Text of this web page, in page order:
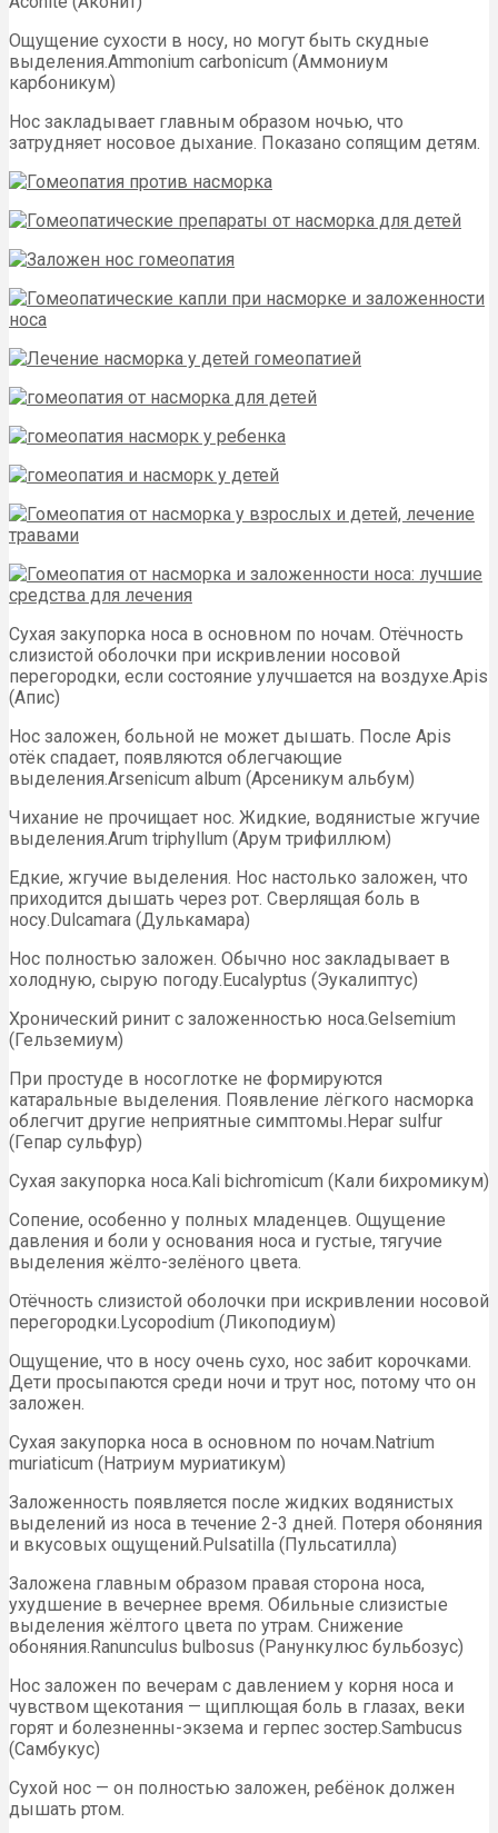
Ощущение сухости в носу, но могут быть скудные
выделения.Ammonium carbonicum (Аммониум
карбоникум)
Нос закладывает главным образом ночью, что
затрудняет носовое дыхание. Показано сопящим детям.
Сухая закупорка носа в основном по ночам. Отёчность
слизистой оболочки при искривлении носовой
перегородки, если состояние улучшается на воздухе.Apis
(Апис)
Нос заложен, больной не может дышать. После Apis
oтёк спадает, появляются облегчающие
выделения.Arsenicum album (Арсеникум альбум)
Чихание не прочищает нос. Жидкие, водянистые жгучие
выделения.Arum triphyllum (Арум трифиллюм)
Едкие, жгучие выделения. Нос настолько заложен, что
приходится дышать через рот. Сверлящая боль в
носу.Dulcamara (Дулькамара)
Нос полностью заложен. Обычно нос закладывает в
холодную, сырую погоду.Eucalyptus (Эукалиптус)
Хронический ринит с заложенностью носа.Gelsemium
(Гельземиум)
При простуде в носоглотке не формируются
катаральные выделения. Появление лёгкого насморка
облегчит другие неприятные симптомы.Hepar sulfur
(Гепар сульфур)
Сухая закупорка носа.Kali bichromicum (Кали бихромикум)
Сопение, особенно у полных младенцев. Ощущение
давления и боли у основания носа и густые, тягучие
выделения жёлто-зелёного цвета.
Отёчность слизистой оболочки при искривлении носовой
перегородки.Lycopodium (Ликоподиум)
Ощущение, что в носу очень сухо, нос забит корочками.
Дети просыпаются среди ночи и трут нос, потому что он
заложен.
Сухая закупорка носа в основном по ночам.Natrium
muriaticum (Натриум муриатикум)
Заложенность появляется после жидких водянистых
выделений из носа в течение 2-3 дней. Потеря обоняния
и вкусовых ощущений.Pulsatilla (Пульсатилла)
Заложена главным образом правая сторона носа,
ухудшение в вечернее время. Обильные слизистые
выделения жёлтого цвета по утрам. Снижение
обоняния.Ranunculus bulbosus (Ранункулюс бульбозус)
Нос заложен по вечерам с давлением у корня носа и
чувством щекотания — щиплющая боль в глазах, веки
горят и болезненны-экзема и герпес зостер.Sambucus
(Самбукус)
Сухой нос — он полностью заложен, ребёнок должен
дышать ртом.